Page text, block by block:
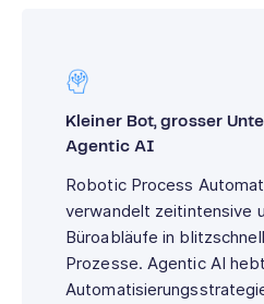
Kleiner Bot, grosser
Agentic AI
Robotic Process
verwandelt zeitintensive
Büroabläufe in
Prozesse. Agentic AI